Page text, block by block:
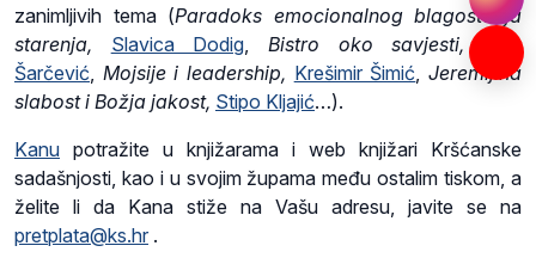
zanimljivih tema (Paradoks emocionalnog blagostanja
starenja, Slavica Dodig ,Bistro oko savjesti,
Ivan
Šarčević Mojsije i leadership, Krešimir Šimić ,Jeremijina
slabost i Božja jakost, Stipo Kljajić…).
Kanu potražite u knjižarama i web knjižari Kršćanske
sadašnjosti, kao i u svojim župama među ostalim tiskom, a
želite li da Kana stiže na Vašu adresu, javite se na
pretplata@ks.hr .